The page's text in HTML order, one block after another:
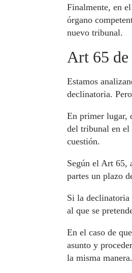
Finalmente, en
órgano
nuevo tribunal.
Art 65
Estamos
declinatoria.
En primer lugar,
del tribunal en el
cuestión.
Según el Art 65,
partes un plazo
Si la
al que se
En el caso de
asunto y
la misma manera.